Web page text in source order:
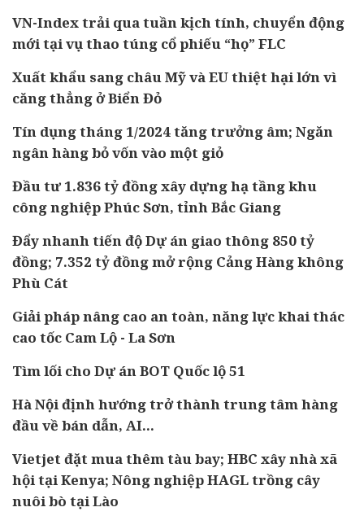
VN-Index trải qua tuần kịch tính, chuyển động
mới tại vụ thao túng cổ phiếu “họ” FLC
Xuất khẩu sang châu Mỹ và EU thiệt hại lớn vì
căng thẳng ở Biển Đỏ
Tín dụng tháng 1/2024 tăng trưởng âm; Ngăn
ngân hàng bỏ vốn vào một giỏ
Đầu tư 1.836 tỷ đồng xây dựng hạ tầng khu
công nghiệp Phúc Sơn, tỉnh Bắc Giang
Đẩy nhanh tiến độ Dự án giao thông 850 tỷ
đồng; 7.352 tỷ đồng mở rộng Cảng Hàng không
Phù Cát
Giải pháp nâng cao an toàn, năng lực khai thác
cao tốc Cam Lộ - La Sơn
Tìm lối cho Dự án BOT Quốc lộ 51
Hà Nội định hướng trở thành trung tâm hàng
đầu về bán dẫn, AI...
Vietjet đặt mua thêm tàu bay; HBC xây nhà xã
hội tại Kenya; Nông nghiệp HAGL trồng cây
nuôi bò tại Lào